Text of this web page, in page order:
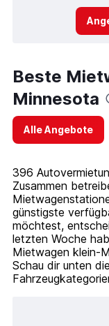
Beste
Minnesota
Alle Angebote
396
Zusammen
günstigste
möchtest,
letzten Woche
Mietwagen klein-
Schau dir unten